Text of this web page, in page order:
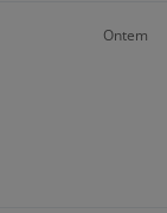
Ontem